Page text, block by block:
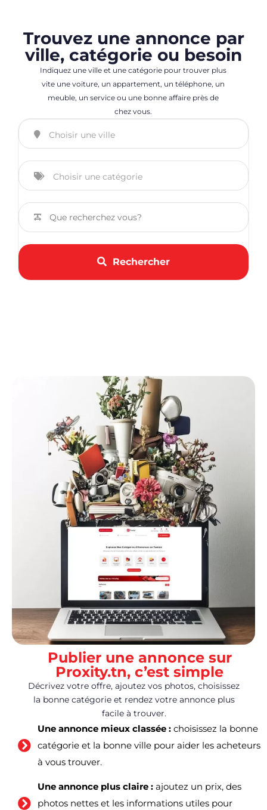
Trouvez une annonce par
ville, catégorie ou besoin
Indiquez une ville et une catégorie pour trouver plus
vite une voiture, un appartement, un téléphone, un
meuble, un service ou une bonne affaire près de
chez vous.
Rechercher
Publier une annonce sur
Proxity.tn, c’est simple
Décrivez votre offre, ajoutez vos photos, choisissez
la bonne catégorie et rendez votre annonce plus
facile à trouver.
Une annonce mieux classée : choisissez la bonne
catégorie et la bonne ville pour aider les acheteurs
à vous trouver.
Une annonce plus claire : ajoutez un prix, des
photos nettes et les informations utiles pour